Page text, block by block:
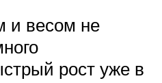
и весом не
рост уже в